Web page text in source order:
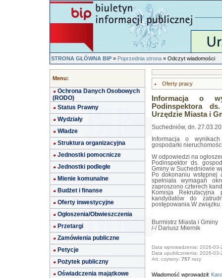
STRONA GŁÓWNA BIP»Poprzednia strona» Odczyt wiadomości
Menu:
Ochrona Danych Osobowych
(RODO)
Status Prawny
Wydziały
Władze
Struktura organizacyjna
Jednostki pomocnicze
Jednostki podległe
Mienie komunalne
Budżet i finanse
Oferty inwestycyjne
Ogłoszenia/Obwieszczenia
Przetargi
Zamówienia publiczne
Petycje
Pożytek publiczny
Oświadczenia majątkowe
Oferty pracy
Informacja o
Podinspektora
Urzędzie Miasta i
Suchedniów, dn.
Informacja o
gospodarki
W odpowiedzi na
Podinspektor ds.
Gminy w Suchedniowie
Po dokonaniu wstępnej
spełniała wymagań
zaproszono czterech
Komisja Rekrutacyjna
kandydatów do
postępowania.W związku
Burmistrz Miasta i Gminy
/-/ Dariusz Miernik
Data wprowadzenia: 2026-03-
Data upublicznienia: 2026-03-
Art. czytany: 757 razy
Wiadomość wprowadził: